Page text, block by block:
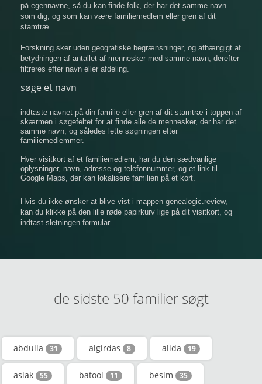
på egennavne, så du kan finde folk, der har det samme navn
som dig, og som kan være familiemedlem eller gren af ​​dit
stamtræ .
Forskning sker uden geografiske begrænsninger, og afhængigt af
betydningen af ​​antallet af mennesker med samme navn, derefter
filtreres efter navn eller afdeling.
søge et navn
indtaste navnet på din familie eller gren af ​​dit stamtræ i toppen af
​​skærmen i søgefeltet for at finde alle de mennesker, der har det
samme navn, og således lette søgningen efter
familiemedlemmer.
Hver visitkort af et familiemedlem, har du den sædvanlige
oplysninger, navn, adresse og telefonnummer, og et link til
Google Maps, der kan lokalisere familien på et kort.
Hvis du ikke ønsker at blive vist i mappen genealogic.review,
kan du klikke på den lille røde papirkurv lige på dit visitkort, og
indtast sletningen formular.
de sidste 50 familier søgt
abdulla 31 algirdas 8 alida 19
aslak 55 batool 11 besim 35